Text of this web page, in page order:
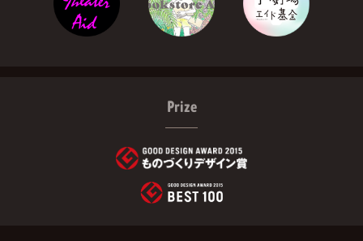
Prize